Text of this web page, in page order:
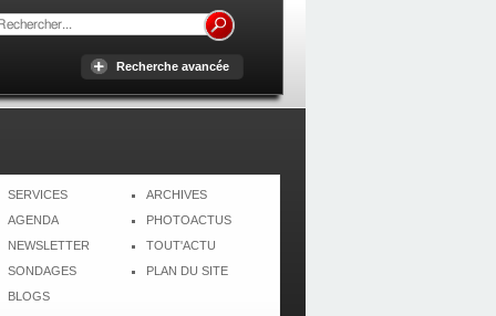
Recherche avancée
SERVICES
AGENDA
NEWSLETTER
SONDAGES
BLOGS
ARCHIVES
PHOTOACTUS
TOUT'ACTU
PLAN DU SITE